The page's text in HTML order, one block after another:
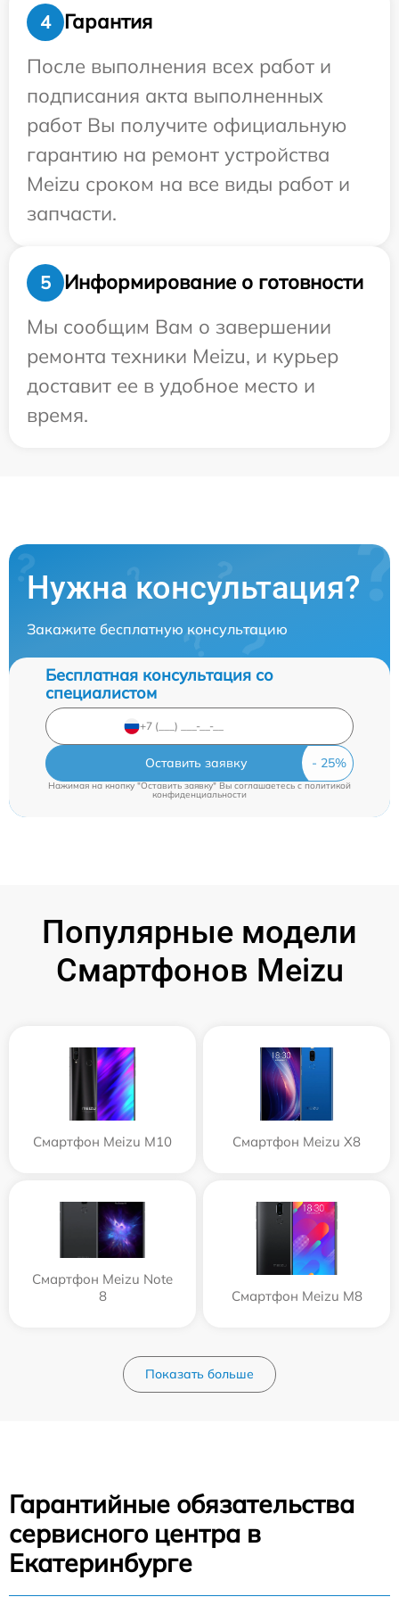
4
Гарантия
После выполнения всех работ и
подписания акта выполненных
работ Вы получите официальную
гарантию на ремонт устройства
Meizu сроком на все виды работ и
запчасти.
5
Информирование о готовности
Мы сообщим Вам о завершении
ремонта техники Meizu, и курьер
доставит ее в удобное место и
время.
Нужна консультация?
Закажите бесплатную консультацию
Бесплатная консультация со
специалистом
Оставить заявку
Нажимая на кнопку "Оставить заявку" Вы соглашаетесь cполитикой
конфиденциальности
Популярные модели
Смартфонов Meizu
Смартфон Meizu M10 Смартфон Meizu X8
Смартфон Meizu Note
8
Смартфон Meizu M8
Показать больше
Гарантийные обязательства
сервисного центра в
Екатеринбурге